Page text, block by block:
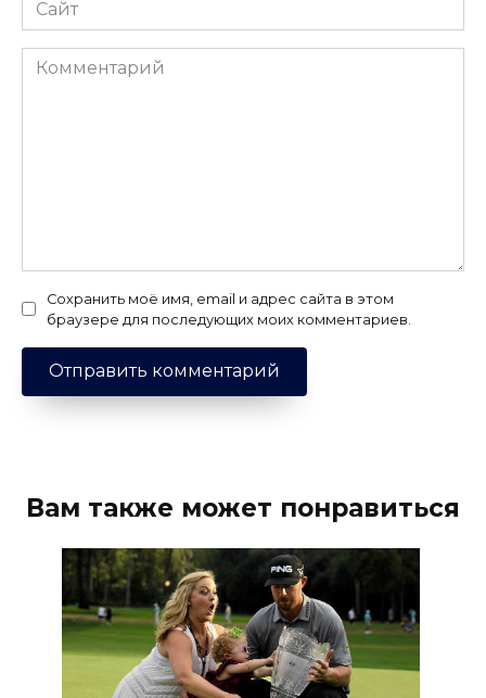
Комментарий
Сохранить моё имя, email и адрес сайта в этом
браузере для последующих моих комментариев.
Вам также может понравиться